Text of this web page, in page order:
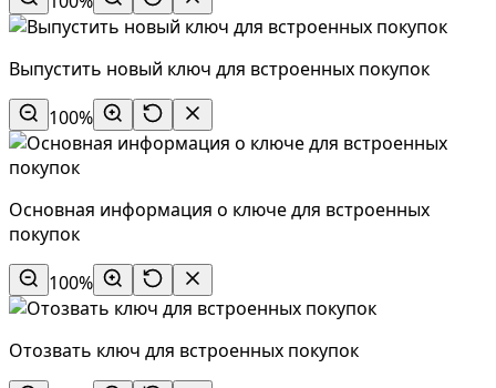
Выпустить новый ключ для встроенных покупок
100%
Основная информация о ключе для встроенных
покупок
100%
Отозвать ключ для встроенных покупок